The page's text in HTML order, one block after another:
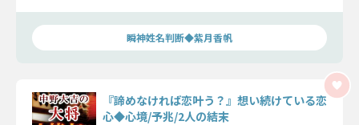
お進みください。
瞬神姓名判断◆紫月香帆
『諦めなければ恋叶う？』想い続けている恋
心◆心境/予兆/2人の結末